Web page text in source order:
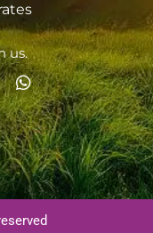
us.